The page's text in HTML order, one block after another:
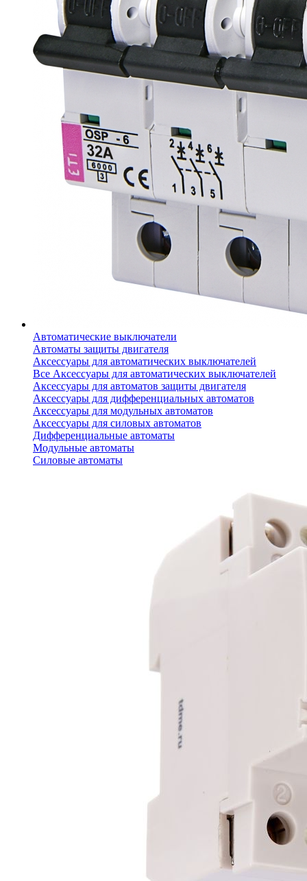
Автоматические выключатели
Автоматы защиты двигателя
Аксессуары для автоматических выключателей
Все Аксессуары для автоматических выключателей
Аксессуары для автоматов защиты двигателя
Аксессуары для дифференциальных автоматов
Аксессуары для модульных автоматов
Аксессуары для силовых автоматов
Дифференциальные автоматы
Модульные автоматы
Силовые автоматы